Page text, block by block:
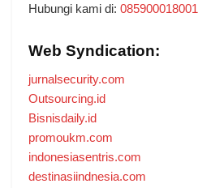
Hubungi kami di: 085900018001
Web Syndication:
jurnalsecurity.com
Outsourcing.id
Bisnisdaily.id
promoukm.com
indonesiasentris.com
destinasiindnesia.com